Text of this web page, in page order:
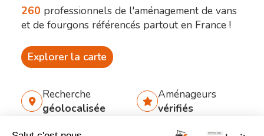
260 professionnels de l'aménagement de vans
et de fourgons référencés partout en France !
Explorer la carte
Recherche
géolocalisée
Aménageurs
vérifiés
Recherche
260